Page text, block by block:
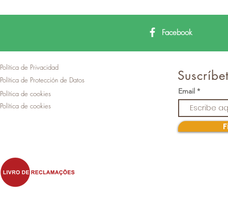
Facebook
Política de Privacidad
Política de Protección de Datos
Política de cookies
Política de cookies
Email